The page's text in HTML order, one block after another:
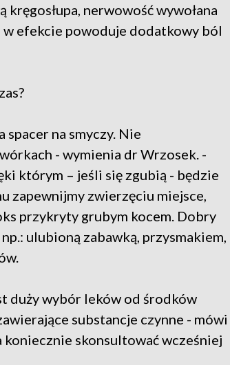
nerwowość wywołana
w efekcie powoduje dodatkowy ból
spacer na smyczy. Nie
- wymienia dr Wrzosek. -
którym – jeśli się zgubią - będzie
zapewnijmy zwierzęciu miejsce,
przykryty grubym kocem. Dobry
ulubioną zabawką, przysmakiem,
duży wybór leków od środków
substancje czynne - mówi
skonsultować wcześniej